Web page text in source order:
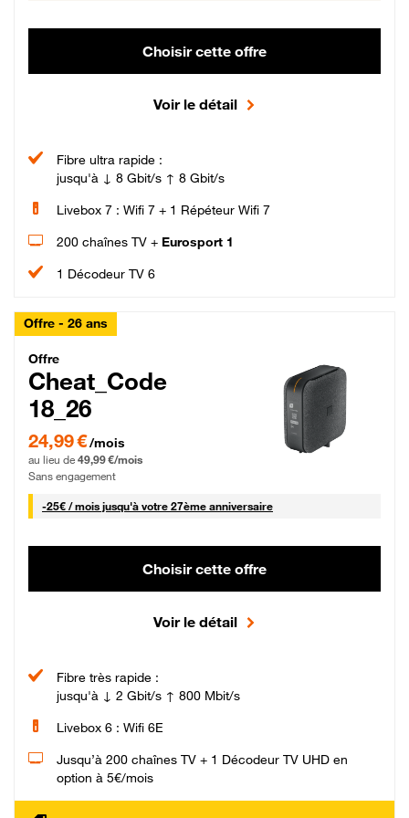
Choisir cette offre
Voir le détail
Fibre ultra rapide :
jusqu'à ↓ 8 Gbit/s ↑ 8 Gbit/s
Livebox 7 : Wifi 7 + 1 Répéteur Wifi 7
200 chaînes TV + Eurosport 1
1 Décodeur TV 6
Offre - 26 ans
Cheat_Code Fibre_18_26
Offre
Cheat_Code
18_26
24,99 € par mois pendant 0 mois puis 49,99 € par mois, Sans engagement
24,99 €/mois
au lieu de 49,99 €/mois
Sans engagement
-25€ / mois25 € par mois
jusqu'à votre 27ème anniversaire
Choisir cette offre
Voir le détail
Fibre très rapide :
jusqu'à ↓ 2 Gbit/s ↑ 800 Mbit/s
Livebox 6 : Wifi 6E
Jusqu’à 200 chaînes TV + 1 Décodeur TV UHD en
option à 5€/mois